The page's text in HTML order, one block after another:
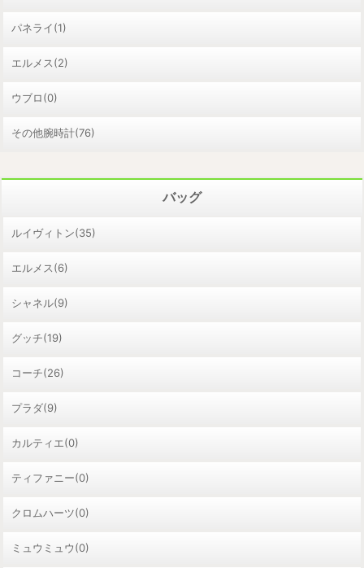
パネライ(1)
エルメス(2)
ウブロ(0)
その他腕時計(76)
バッグ
ルイヴィトン(35)
エルメス(6)
シャネル(9)
グッチ(19)
コーチ(26)
プラダ(9)
カルティエ(0)
ティファニー(0)
クロムハーツ(0)
ミュウミュウ(0)